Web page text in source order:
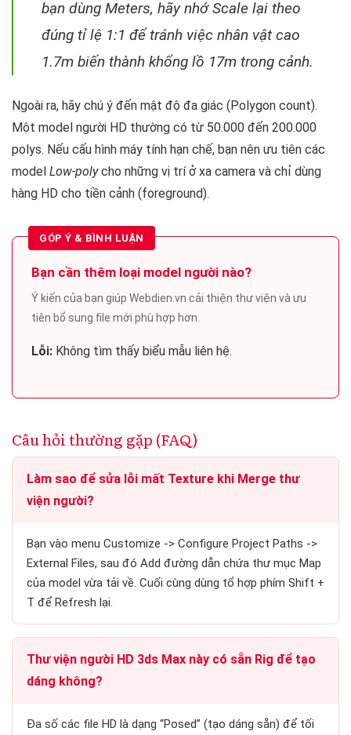
bạn dùng Meters, hãy nhớ Scale lại theo
đúng tỉ lệ 1:1 để tránh việc nhân vật cao
1.7m biến thành khổng lồ 17m trong cảnh.
Ngoài ra, hãy chú ý đến mật độ đa giác (Polygon count).
Một model người HD thường có từ 50.000 đến 200.000
polys. Nếu cấu hình máy tính hạn chế, bạn nên ưu tiên các
model Low-polycho những vị trí ở xa camera và chỉ dùng
hàng HD cho tiền cảnh (foreground).
GÓP Ý & BÌNH LUẬN
Bạn cần thêm loại model người nào?
Ý kiến của bạn giúp Webdien.vn cải thiện thư viện và ưu
tiên bổ sung file mới phù hợp hơn.
Lỗi: Không tìm thấy biểu mẫu liên hệ.
Câu hỏi thường gặp (FAQ)
Làm sao để sửa lỗi mất Texture khi Merge thư
viện người?
Bạn vào menu Customize -> Configure Project Paths ->
External Files, sau đó Add đường dẫn chứa thư mục Map
của model vừa tải về. Cuối cùng dùng tổ hợp phím Shift +
T để Refresh lại.
Thư viện người HD 3ds Max này có sẵn Rig để tạo
dáng không?
Đa số các file HD là dạng “Posed” (tạo dáng sẵn) để tối